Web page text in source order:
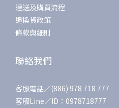
運送及購買流程
退換貨政策
條款與細則
聯絡我們
客服電話／(886) 978 718 777
客服Line／ID：0978718777